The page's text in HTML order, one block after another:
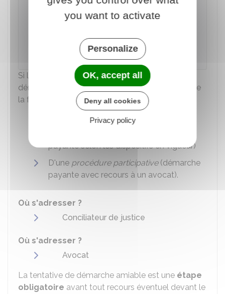
Institut national de la consommation (INC)
Si le litige perdure, vous pouvez recourir à une
démarche amiable. Cette démarche peut prendre
la forme :
conciliation(procédure gratuite)
payante selon les dispositifs en vigueur)
D'une procédure participative(démarche
payante avec recours à un avocat).
Où s'adresser ?
Conciliateur de justice
Où s'adresser ?
Avocat
La tentative de démarche amiable est une étape
obligatoire avant tout recours éventuel devant le
you want to activate
Personalize
OK, accept all
Deny all cookies
Privacy policy